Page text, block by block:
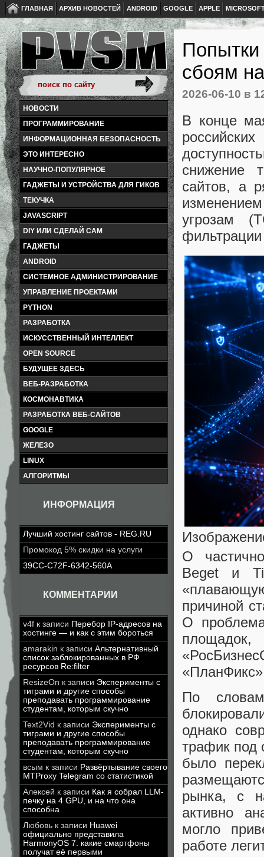
ГЛАВНАЯ АРХИВ НОВОСТЕЙ ANDROID GOOGLE APPLE
НОВОСТИ
ПРОГРАММИРОВАНИЕ
ИНФОРМАЦИОННАЯ БЕЗОПАСНОСТЬ
ЭТО ИНТЕРЕСНО
НАУЧНО-ПОПУЛЯРНОЕ
ГАДЖЕТЫ И УСТРОЙСТВА ДЛЯ ГИКОВ
ТЕКУЧКА
JAVASCRIPT
DIY ИЛИ СДЕЛАЙ САМ
ГАДЖЕТЫ
ANDROID
СИСТЕМНОЕ АДМИНИСТРИРОВАНИЕ
УПРАВЛЕНИЕ ПРОЕКТАМИ
PYTHON
РАЗРАБОТКА
ИСКУССТВЕННЫЙ ИНТЕЛЛЕКТ
OPEN SOURCE
БУДУЩЕЕ ЗДЕСЬ
ВЕБ-РАЗРАБОТКА
КОСМОНАВТИКА
РАЗРАБОТКА ВЕБ-САЙТОВ
GOOGLE
ЖЕЛЕЗО
LINUX
АЛГОРИТМЫ
ИНФОРМАЦИЯ
Лучший хостинг сайтов - REG.RU
Промокод 5% скидки на услуги
39CC-C72F-6342-560A
КОММЕНТАРИИ
v4f к записи Перебор IP-адресов на
хостинге — и как с этим бороться
amarakin к записи Альтернативный
список заблокированных в РФ
ресурсов Re:filter
ResizeOn к записи Эксперименты с
тиграми и другие способы
преподавать программирование
студентам, которым скучно
Text2Vid к записи Эксперименты с
тиграми и другие способы
преподавать программирование
студентам, которым скучно
всым к записи Развёртывание своего
MTProxy Telegram со статистикой
Алексей к записи Как я собрал LLM-
печку на 4 GPU, и на что она
способна
Любовь к записи Huawei
официально представила
HarmonyOS 7: какие смартфоны
получат её первыми
Попытки
сбоям
2026-06-10 в
В конце
снижение
сайтов, а
угрозам
О
Beget и
причиной
О
По
однако
трафик под
было
рынка, с
активно
могло
работе